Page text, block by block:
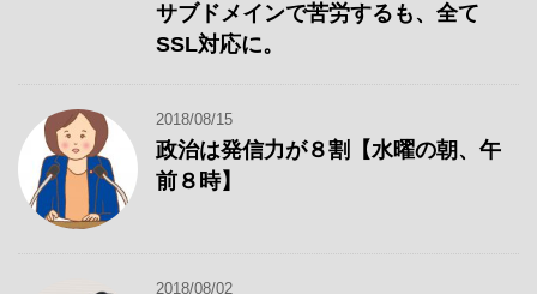
サブドメインで苦労するも、全て
SSL対応に。
2018/08/15
政治は発信力が８割【水曜の朝、午
前８時】
2018/08/02